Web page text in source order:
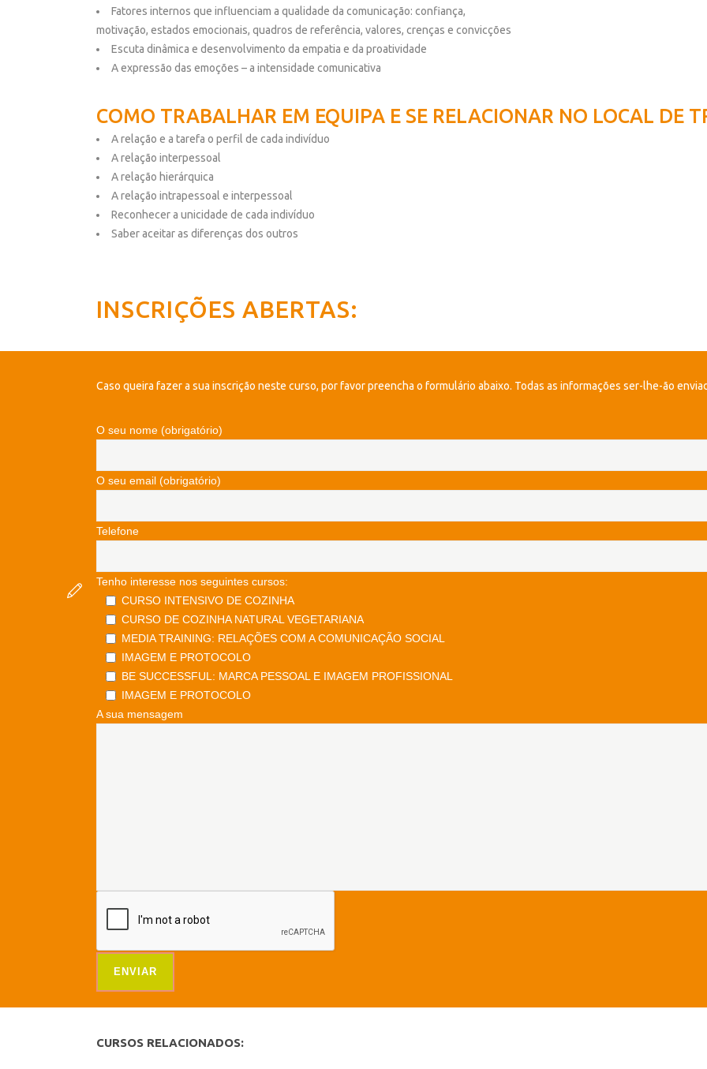
Fatores internos que influenciam a qualidade da comunicação: confiança,
motivação, estados emocionais, quadros de referência, valores, crenças e convicções
Escuta dinâmica e desenvolvimento da empatia e da proatividade
A expressão das emoções – a intensidade comunicativa
COMO TRABALHAR EM EQUIPA E SE RELACIONAR NO LOCAL DE
A relação e a tarefa o perfil de cada indivíduo
A relação interpessoal
A relação hierárquica
A relação intrapessoal e interpessoal
Reconhecer a unicidade de cada indivíduo
Saber aceitar as diferenças dos outros
INSCRIÇÕES ABERTAS:
Caso queira fazer a sua inscrição neste curso, por favor preencha o formulário abaixo. Todas as informações ser-lhe-ão
O seu nome (obrigatório)
O seu email (obrigatório)
Telefone
Tenho interesse nos seguintes cursos:
CURSO INTENSIVO DE COZINHA
CURSO DE COZINHA NATURAL VEGETARIANA
MEDIA TRAINING: RELAÇÕES COM A COMUNICAÇÃO SOCIAL
IMAGEM E PROTOCOLO
BE SUCCESSFUL: MARCA PESSOAL E IMAGEM PROFISSIONAL
IMAGEM E PROTOCOLO
A sua mensagem
CURSOS RELACIONADOS: